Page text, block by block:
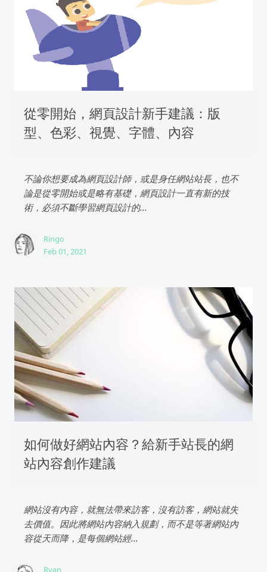
從零開始，網頁設計新手建議：版
型、色彩、視覺、字體、內容
不論你想要成為網頁設計師，或是身任網站站長，也不
論是從零開始或是略有基礎，網頁設計一直有新的技
術，必須不斷學習網頁設計的...
Ringo
Feb 01, 2021
如何做好網站內容？給新手站長的網
站內容創作建議
網站沒有內容，就無法帶來訪客，沒有訪客，網站就失
去價值。因此將網站內容納入規劃，而不是等著網站內
容從天而降，是每個網站經...